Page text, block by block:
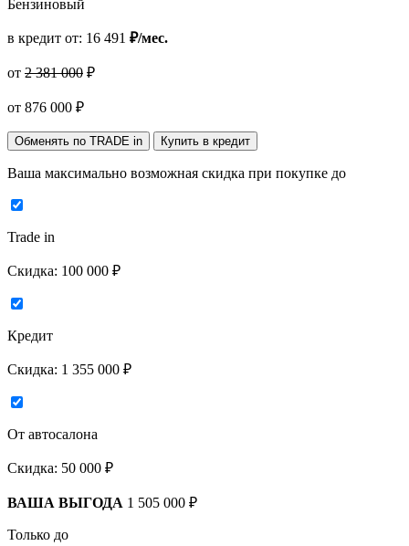
Бензиновый
в кредит от: 16 491 ₽/мес.
от 2 381 000 ₽
от 876 000 ₽
Обменять по TRADE in Купить в кредит
Ваша максимально возможная скидка при покупке до
Trade in
Скидка: 100 000 ₽
Кредит
Скидка: 1 355 000 ₽
От автосалона
Скидка: 50 000 ₽
ВАША ВЫГОДА 1 505 000 ₽
Только до